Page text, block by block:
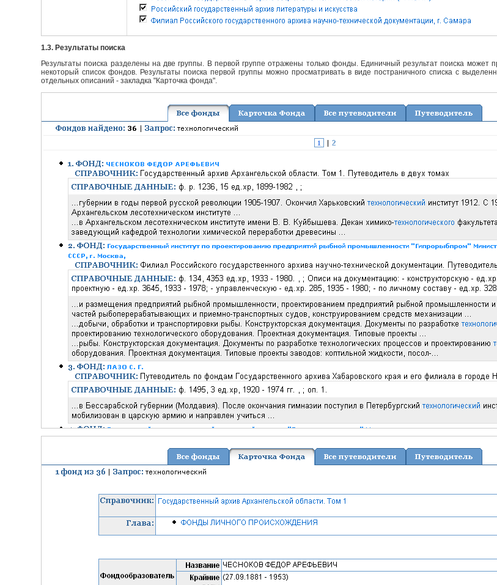
1.3. Результаты поиска
Результаты поиска разделены на две группы. В первой группе отражены только фонды. Единичный результат поиска может
некоторый список фондов. Результаты поиска первой группы можно просматривать в виде постраничного списка с
отдельных описаний - закладка "Карточка фонда".